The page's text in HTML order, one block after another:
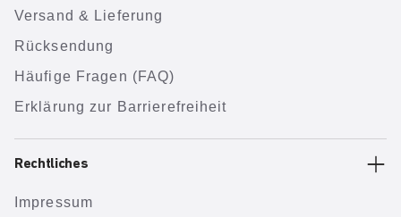
Versand & Lieferung
Rücksendung
Häufige Fragen (FAQ)
Erklärung zur Barrierefreiheit
Rechtliches
Impressum